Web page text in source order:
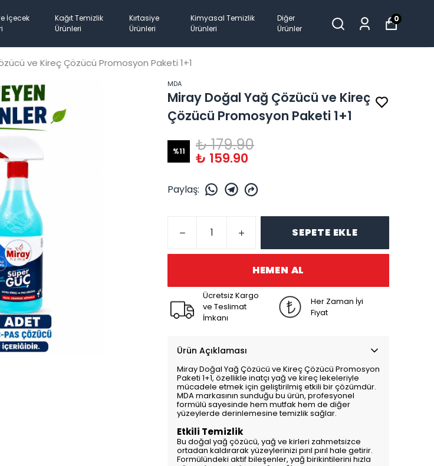
İçecek
Kağıt Temizlik
Ürünleri
Kırtasiye
Ürünleri
Kimyasal Temizlik
Ürünleri
Diğer
Ürünler
0
ve Kireç Çözücü Promosyon Paketi 1+1
MDA
Miray Doğal Yağ Çözücü ve Kireç
Çözücü Promosyon Paketi 1+1
%11 ₺ 179.90
₺ 159.90
Paylaş:
SEPETE EKLE
HEMEN AL
Ücretsiz Kargo
ve Teslimat
İmkanı
Her Zaman İyi
Fiyat
Ürün Açıklaması
Miray Doğal Yağ Çözücü ve Kireç Çözücü Promosyon
Paketi 1+1, özellikle inatçı yağ ve kireç lekeleriyle
mücadele etmek için geliştirilmiş etkili bir çözümdür.
MDA markasının sunduğu bu ürün, profesyonel
formülü sayesinde hem mutfak hem de diğer
yüzeylerde derinlemesine temizlik sağlar.
Etkili Temizlik
Bu doğal yağ çözücü, yağ ve kirleri zahmetsizce
ortadan kaldırarak yüzeylerinizi pırıl pırıl hale getirir.
Formülündeki aktif bileşenler, yağ birikintilerini hızla